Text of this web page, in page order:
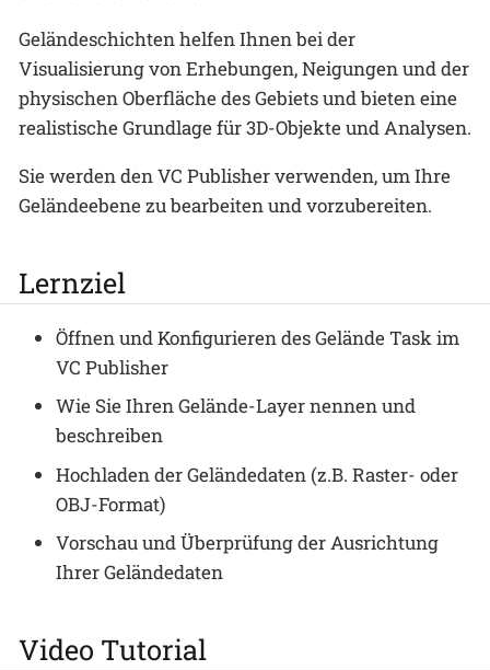
Geländeschichten helfen Ihnen bei der
Visualisierung von Erhebungen, Neigungen und der
physischen Oberfläche des Gebiets und bieten eine
realistische Grundlage für 3D-Objekte und Analysen.
Sie werden den VC Publisher verwenden, um Ihre
Geländeebene zu bearbeiten und vorzubereiten.
Lernziel
Öffnen und Konfigurieren des Gelände Task im
VC Publisher
Wie Sie Ihren Gelände-Layer nennen und
beschreiben
Hochladen der Geländedaten (z.B. Raster- oder
OBJ-Format)
Vorschau und Überprüfung der Ausrichtung
Ihrer Geländedaten
Video Tutorial